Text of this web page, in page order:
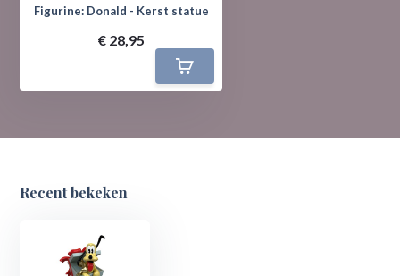
Figurine: Donald - Kerst statue
€ 28,95
Recent bekeken